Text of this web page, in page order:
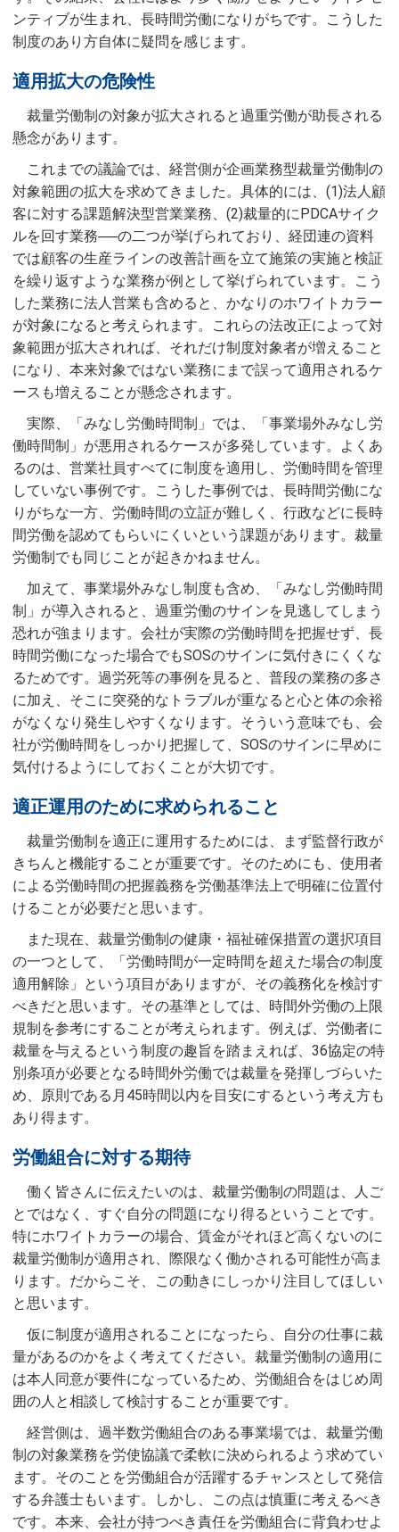
ンティブが生まれ、長時間労働になりがちです。こうした
制度のあり方自体に疑問を感じます。
適用拡大の危険性
裁量労働制の対象が拡大されると過重労働が助長される
懸念があります。
これまでの議論では、経営側が企画業務型裁量労働制の
対象範囲の拡大を求めてきました。具体的には、(1)法人顧
客に対する課題解決型営業業務、(2)裁量的にPDCAサイク
ルを回す業務──の二つが挙げられており、経団連の資料
では顧客の生産ラインの改善計画を立て施策の実施と検証
を繰り返すような業務が例として挙げられています。こう
した業務に法人営業も含めると、かなりのホワイトカラー
が対象になると考えられます。これらの法改正によって対
象範囲が拡大されれば、それだけ制度対象者が増えること
になり、本来対象ではない業務にまで誤って適用されるケ
ースも増えることが懸念されます。
実際、「みなし労働時間制」では、「事業場外みなし労
働時間制」が悪用されるケースが多発しています。よくあ
るのは、営業社員すべてに制度を適用し、労働時間を管理
していない事例です。こうした事例では、長時間労働にな
りがちな一方、労働時間の立証が難しく、行政などに長時
間労働を認めてもらいにくいという課題があります。裁量
労働制でも同じことが起きかねません。
加えて、事業場外みなし制度も含め、「みなし労働時間
制」が導入されると、過重労働のサインを見逃してしまう
恐れが強まります。会社が実際の労働時間を把握せず、長
時間労働になった場合でもSOSのサインに気付きにくくな
るためです。過労死等の事例を見ると、普段の業務の多さ
に加え、そこに突発的なトラブルが重なると心と体の余裕
がなくなり発生しやすくなります。そういう意味でも、会
社が労働時間をしっかり把握して、SOSのサインに早めに
気付けるようにしておくことが大切です。
適正運用のために求められること
裁量労働制を適正に運用するためには、まず監督行政が
きちんと機能することが重要です。そのためにも、使用者
による労働時間の把握義務を労働基準法上で明確に位置付
けることが必要だと思います。
また現在、裁量労働制の健康・福祉確保措置の選択項目
の一つとして、「労働時間が一定時間を超えた場合の制度
適用解除」という項目がありますが、その義務化を検討す
べきだと思います。その基準としては、時間外労働の上限
規制を参考にすることが考えられます。例えば、労働者に
裁量を与えるという制度の趣旨を踏まえれば、36協定の特
別条項が必要となる時間外労働では裁量を発揮しづらいた
め、原則である月45時間以内を目安にするという考え方も
あり得ます。
労働組合に対する期待
働く皆さんに伝えたいのは、裁量労働制の問題は、人ご
とではなく、すぐ自分の問題になり得るということです。
特にホワイトカラーの場合、賃金がそれほど高くないのに
裁量労働制が適用され、際限なく働かされる可能性が高ま
ります。だからこそ、この動きにしっかり注目してほしい
と思います。
仮に制度が適用されることになったら、自分の仕事に裁
量があるのかをよく考えてください。裁量労働制の適用に
は本人同意が要件になっているため、労働組合をはじめ周
囲の人と相談して検討することが重要です。
経営側は、過半数労働組合のある事業場では、裁量労働
制の対象業務を労使協議で柔軟に決められるよう求めてい
ます。そのことを労働組合が活躍するチャンスとして発信
する弁護士もいます。しかし、この点は慎重に考えるべき
です。本来、会社が持つべき責任を労働組合に背負わせよ